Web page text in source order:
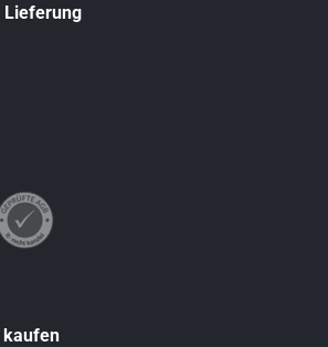
Lieferung
kaufen